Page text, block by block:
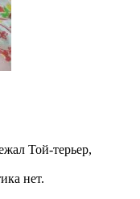
Той-терьер,
нет.